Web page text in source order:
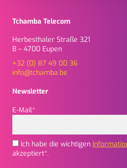
Tchamba Telecom
Herbesthaler Straße 321
B – 4700 Eupen
+32 (0) 87 49 00 36
info@tchamba.be
Newsletter
E-Mail*
Ich habe die wichtigen
akzeptiert*.